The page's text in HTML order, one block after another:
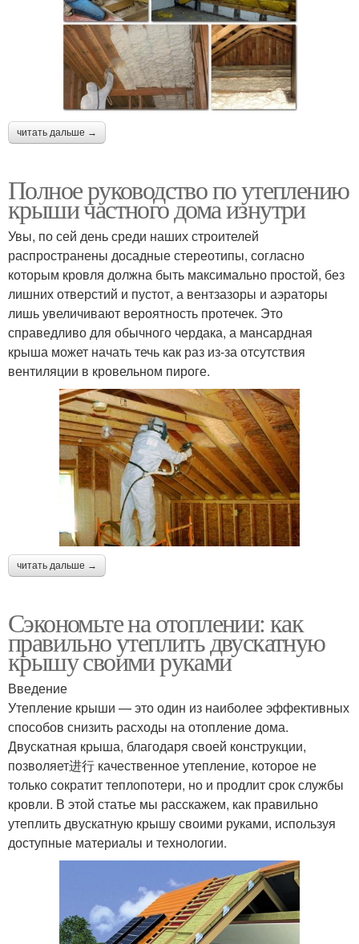
читать дальше →
Полное руководство по утеплению
крыши частного дома изнутри
Увы, по сей день среди наших строителей
распространены досадные стереотипы, согласно
которым кровля должна быть максимально простой, без
лишних отверстий и пустот, а вентзазоры и аэраторы
лишь увеличивают вероятность протечек. Это
справедливо для обычного чердака, а мансардная
крыша может начать течь как раз из-за отсутствия
вентиляции в кровельном пироге.
читать дальше →
Сэкономьте на отоплении: как
правильно утеплить двускатную
крышу своими руками
Введение
Утепление крыши — это один из наиболее эффективных
способов снизить расходы на отопление дома.
Двускатная крыша, благодаря своей конструкции,
позволяет进行 качественное утепление, которое не
только сократит теплопотери, но и продлит срок службы
кровли. В этой статье мы расскажем, как правильно
утеплить двускатную крышу своими руками, используя
доступные материалы и технологии.